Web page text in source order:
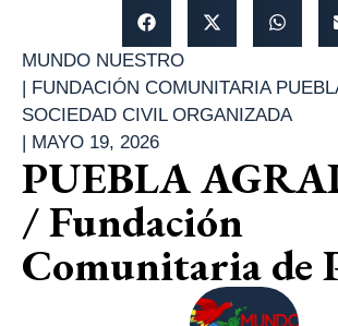
MUNDO NUESTRO
FUNDACIÓN COMUNITARIA
SOCIEDAD CIVIL ORGANIZADA
MAYO 19, 2026
PUEBLA
/ Fundación
Comunitaria de